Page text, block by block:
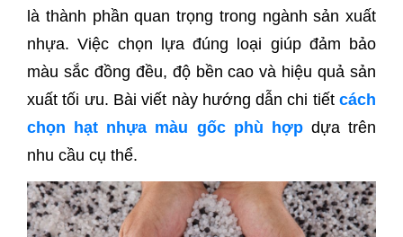
là thành phần quan trọng trong ngành sản xuất
nhựa. Việc chọn lựa đúng loại giúp đảm bảo
màu sắc đồng đều, độ bền cao và hiệu quả sản
xuất tối ưu. Bài viết này hướng dẫn chi tiết cách
chọn hạt nhựa màu gốc phù hợp dựa trên
nhu cầu cụ thể.